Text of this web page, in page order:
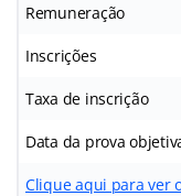
Remuneração
Inscrições
Taxa de inscrição
Data da prova
Clique aqui para ver